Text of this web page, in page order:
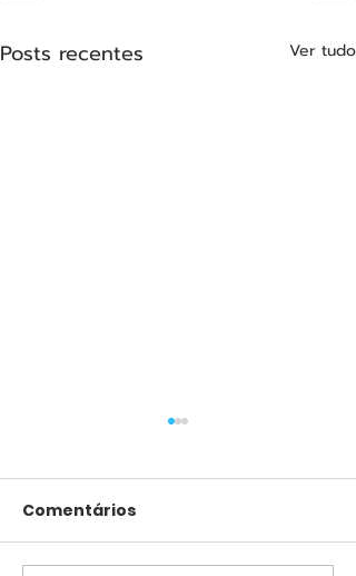
Posts recentes Ver tudo
Comentários